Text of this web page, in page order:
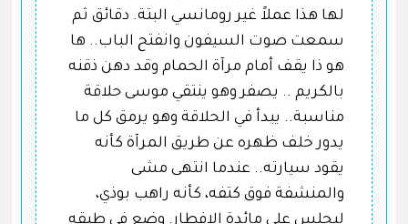
لها هذا عملاً غير رومانسي البتة. دقائق ثم
سمعت صوت السيفون وانفتح الباب.. ها
هو ذا يقف أمام مرآة الحمام وقد دهن ذقنه
بالكريم .. يصفر وهو ينتقي موسى حلاقة
مناسبة.. يبدأ في الحلاقة وهو يرمق كل ما
يدور خلف ظهره عن طريق المرآة كأنه
يقود سيارته.. عندما انتهى مشى
والمنشفة فوق كتفه، كأنه راهب بوذي،
ليجلس على مائدة الإفطار. وضع في طبقه